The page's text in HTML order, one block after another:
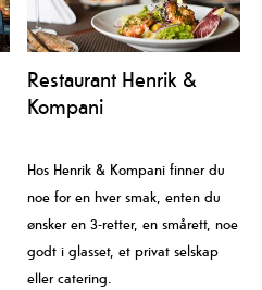
Restaurant Henrik &
Kompani
Hos Henrik & Kompani finner du
noe for en hver smak, enten du
ønsker en 3-retter, en smårett, noe
godt i glasset, et privat selskap
eller catering.